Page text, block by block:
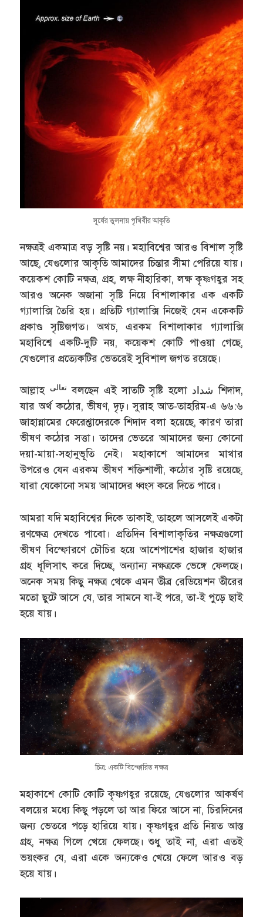
সূর্যের তুলনায় পৃথিবীর আকৃতি
নক্ষত্রই একমাত্র বড় সৃষ্টি নয়। মহাবিশ্বের আরও বিশাল সৃষ্টি
আছে, যেগুলোর আকৃতি আমাদের চিন্তার সীমা পেরিয়ে যায়।
কয়েকশ কোটি নক্ষত্র, গ্রহ, লক্ষ নীহারিকা, লক্ষ কৃষ্ণগহ্বর সহ
আরও অনেক অজানা সৃষ্টি নিয়ে বিশালাকার এক একটি
গ্যালাক্সি তৈরি হয়। প্রতিটি গ্যালাক্সি নিজেই যেন একেকটি
প্রকাণ্ড সৃষ্টিজগত। অথচ, এরকম বিশালাকার গ্যালাক্সি
মহাবিশ্বে একটি-দুটি নয়, কয়েকশ কোটি পাওয়া গেছে,
যেগুলোর প্রত্যেকটির ভেতরেই সুবিশাল জগত রয়েছে।
আল্লাহ تعالىবলছেন এই সাতটি সৃষ্টি হলো شداد শিদাদ,
যার অর্থ কঠোর, ভীষণ, দৃঢ়। সুরাহ আত-তাহরিম-এ ৬৬:৬
জাহান্নামের ফেরেশ্তাদেরকে শিদাদ বলা হয়েছে, কারণ তারা
ভীষণ কঠোর সত্তা। তাদের ভেতরে আমাদের জন্য কোনো
দয়া-মায়া-সহানুভূতি নেই। মহাকাশে আমাদের মাথার
উপরেও যেন এরকম ভীষণ শক্তিশালী, কঠোর সৃষ্টি রয়েছে,
যারা যেকোনো সময় আমাদের ধ্বংস করে দিতে পারে।
আমরা যদি মহাবিশ্বের দিকে তাকাই, তাহলে আসলেই একটা
রণক্ষেত্র দেখতে পাবো। প্রতিদিন বিশালাকৃতির নক্ষত্রগুলো
ভীষণ বিস্ফোরণে চৌচির হয়ে আশেপাশের হাজার হাজার
গ্রহ ধূলিসাৎ করে দিচ্ছে, অন্যান্য নক্ষত্রকে ভেঙ্গে ফেলছে।
অনেক সময় কিছু নক্ষত্র থেকে এমন তীব্র রেডিয়েশন তীরের
মতো ছুটে আসে যে, তার সামনে যা-ই পরে, তা-ই পুড়ে ছাই
হয়ে যায়।
চিত্র: একটি বিস্ফোরিত নক্ষত্র
মহাকাশে কোটি কোটি কৃষ্ণগহ্বর রয়েছে, যেগুলোর আকর্ষণ
বলয়ের মধ্যে কিছু পড়লে তা আর ফিরে আসে না, চিরদিনের
জন্য ভেতরে পড়ে হারিয়ে যায়। কৃষ্ণগহ্বর প্রতি নিয়ত আস্ত
গ্রহ, নক্ষত্র গিলে খেয়ে ফেলছে। শুধু তাই না, এরা এতই
ভয়ংকর যে, এরা একে অন্যকেও খেয়ে ফেলে আরও বড়
হয়ে যায়।